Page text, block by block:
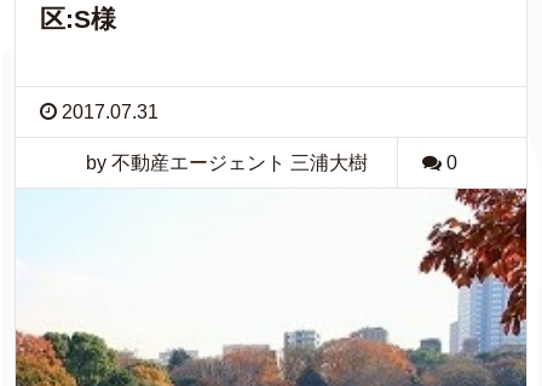
区:S様
2017.07.31
by 不動産エージェント 三浦大樹 0